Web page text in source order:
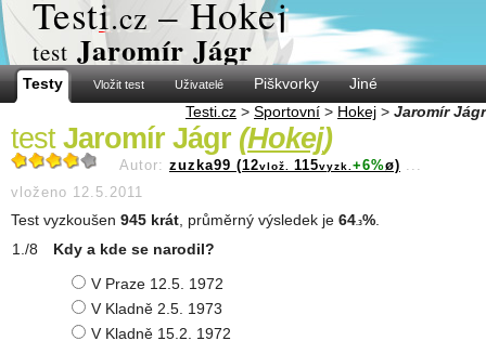
Testi.cz – Hokej
test Jaromír Jágr
Testy Vložit test Uživatelé Piškvorky
Jiné
Testi.cz > Sportovní > Hokej > Jaromír Jágr
test Jaromír Jágr (Hokej)
Autor: zuzka99 (12vlož. 115vyzk. +6%ø) ...
vloženo 12.5.2011
Test vyzkoušen 945 krát , průměrný výsledek je 64 .3%
Kdy a kde se narodil?
V Praze 12.5. 1972
V Kladně 2.5. 1973
V Kladně 15.2. 1972